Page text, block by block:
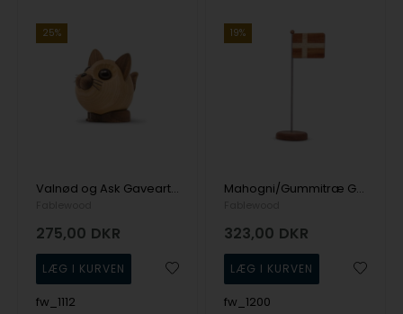
25%
Valnød og Ask Gaveartikel Pick-Me-Up's fra Fablewood
275,00 DKR
fw_1112
19%
Mahogni/Gummitræ Gaveartikel fra Fablewood
323,00 DKR
fw_1200